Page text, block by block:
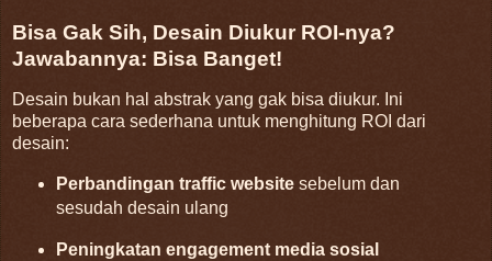
Bisa Gak Sih, Desain Diukur ROI-nya?
Jawabannya: Bisa Banget!
Desain bukan hal abstrak yang gak bisa diukur. Ini
beberapa cara sederhana untuk menghitung ROI dari
desain:
Perbandingan traffic websitesebelum dan
sesudah desain ulang
Peningkatan engagement media sosial